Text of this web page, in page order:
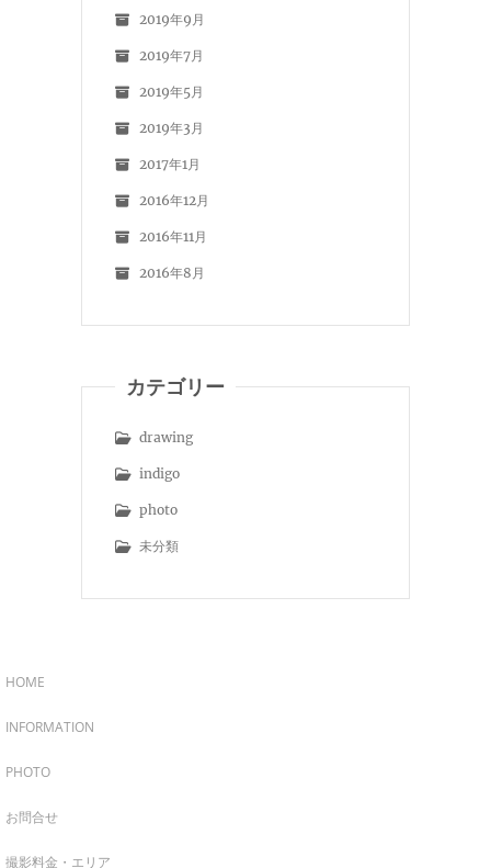
2019年9月
2019年7月
2019年5月
2019年3月
2017年1月
2016年12月
2016年11月
2016年8月
カテゴリー
drawing
indigo
photo
未分類
HOME
INFORMATION
PHOTO
お問合せ
撮影料金・エリア